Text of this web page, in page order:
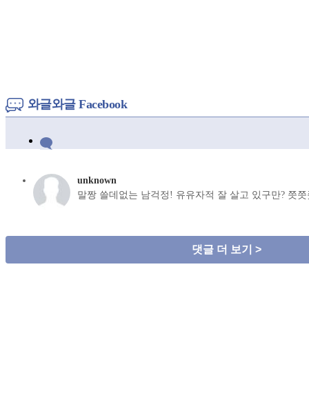
와글와글 Facebook
unknown
말짱 쓸데없는 남걱정! 유유자적 잘 살고 있구만? 쯧쯧
댓글 더 보기 >